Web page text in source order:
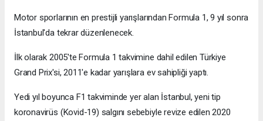
Motor sporlarının en prestijli yarışlarından Formula 1, 9 yıl sonra
İstanbul'da tekrar düzenlenecek.
İlk olarak 2005'te Formula 1 takvimine dahil edilen Türkiye
Grand Prix'si, 2011'e kadar yarışlara ev sahipliği yaptı.
Yedi yıl boyunca F1 takviminde yer alan İstanbul, yeni tip
koronavirüs (Kovid-19) salgını sebebiyle revize edilen 2020